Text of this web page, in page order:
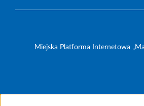
Miejska Platforma Internetowa